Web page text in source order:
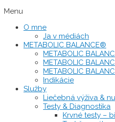
Menu
O mne
Ja v médiách
METABOLIC BALANCE®
METABOLIC
METABOLIC
METABOLIC
Indikácie
Služby
Liečebná výživa &
Testy & Diagnostika
Krvné testy –